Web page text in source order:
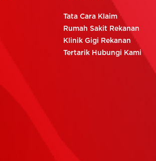
Tata Cara Klaim
Rumah Sakit Rekanan
Klinik Gigi Rekanan
Tertarik Hubungi Kami